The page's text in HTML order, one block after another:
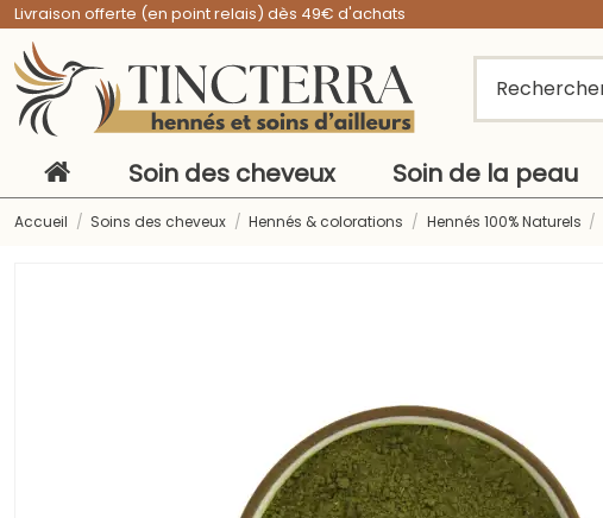
Livraison offerte (en point relais) dès 49€ d'achats
Soin des cheveux Soin de la peau
Accueil Soins des cheveux Hennés & colorations Hennés 100% Naturels